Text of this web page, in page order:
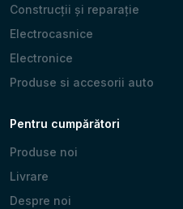
Construcții și reparație
Electrocasnice
Electronice
Produse si accesorii auto
Pentru cumpărători
Produse noi
Livrare
Despre noi